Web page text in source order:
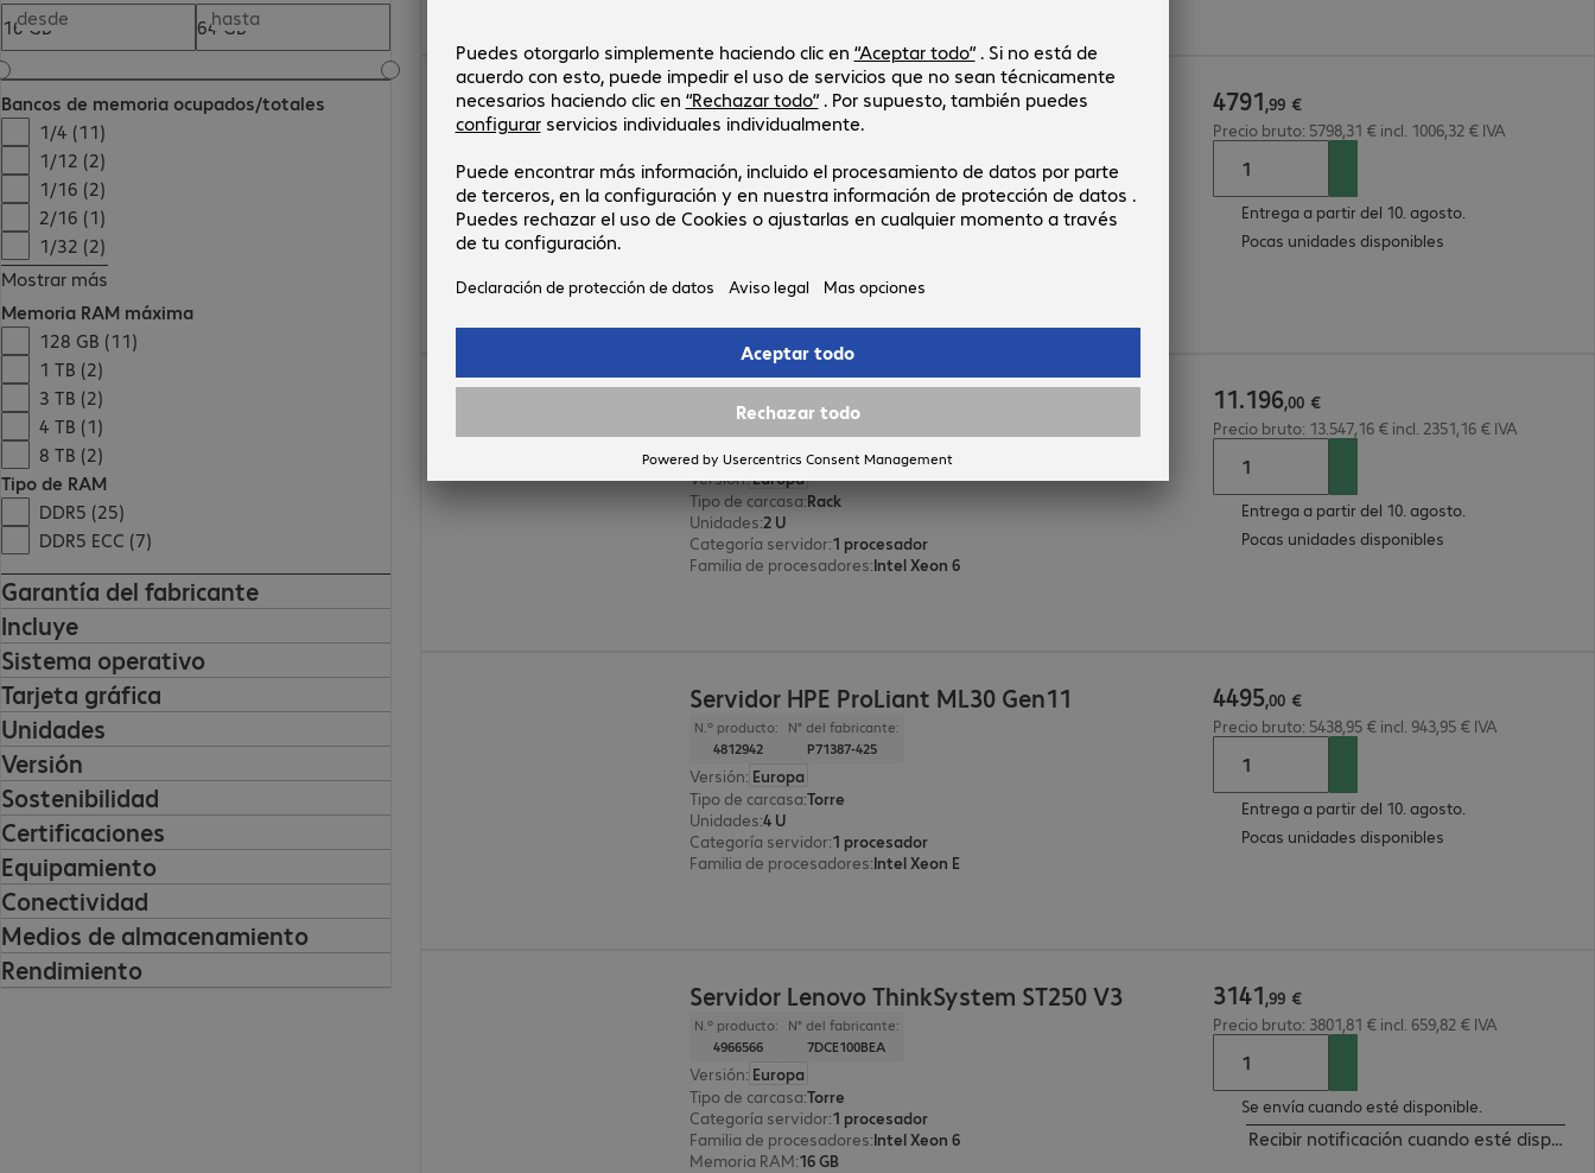
desde hasta
Bancos de memoria ocupados/totales
1/4 (11)
1/12 (2)
1/16 (2)
2/16 (1)
1/32 (2)
Mostrar más
Memoria RAM máxima
128 GB (11)
1 TB (2)
3 TB (2)
4 TB (1)
8 TB (2)
Tipo de RAM
DDR5 (25)
DDR5 ECC (7)
Garantía del fabricante
Incluye
Sistema operativo
Tarjeta gráfica
Unidades
Versión
Sostenibilidad
Certificaciones
Equipamiento
Conectividad
Medios de almacenamiento
Rendimiento
Servidor Fsas PRIMERGY TX1330 M6
N.º producto: N° del fabricante:
Versión :Europa
Tipo de carcasa:Torre
Categoría servidor:1 procesador
4791,99 €
4791,99 €
Precio bruto: 5798,31 € incl. 1006,32 € IVA
Entrega a partir del 10. agosto.
Pocas unidades disponibles
Servidor HPE ProLiant DL340 Gen12 6515P
4973954
P87741-425
Versión:Europa
Tipo de carcasa:Rack
Unidades:2 U
Categoría servidor:1 procesador
Familia de procesadores:Intel Xeon 6
11.196,00 €
Precio bruto: 13.547,16 € incl. 2351,16 € IVA
Entrega a partir del 10. agosto.
Pocas unidades disponibles
Servidor HPE ProLiant ML30 Gen11
N.º producto:
4812942
N° del fabricante:
P71387-425
Versión: Europa
Tipo de carcasa:Torre
Unidades:4 U
Categoría servidor:1 procesador
Familia de procesadores:Intel Xeon E
4495,00 €
Precio bruto: 5438,95 € incl. 943,95 € IVA
Entrega a partir del 10. agosto.
Pocas unidades disponibles
Servidor Lenovo ThinkSystem ST250 V3
N.º producto:
4966566
N° del fabricante:
7DCE100BEA
Versión: Europa
Tipo de carcasa:Torre
Categoría servidor:1 procesador
Familia de procesadores:Intel Xeon 6
Memoria RAM:16 GB
3141,99 €
Precio bruto: 3801,81 € incl. 659,82 € IVA
Se envía cuando esté disponible.
Recibir notificación cuando esté